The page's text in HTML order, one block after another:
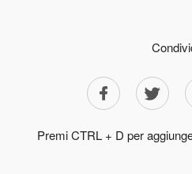
Premi CTRL + D per